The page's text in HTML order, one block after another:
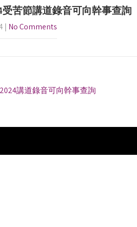
受苦節講道錄音可向幹事查詢
| No Comments
講道錄音可向幹事查詢